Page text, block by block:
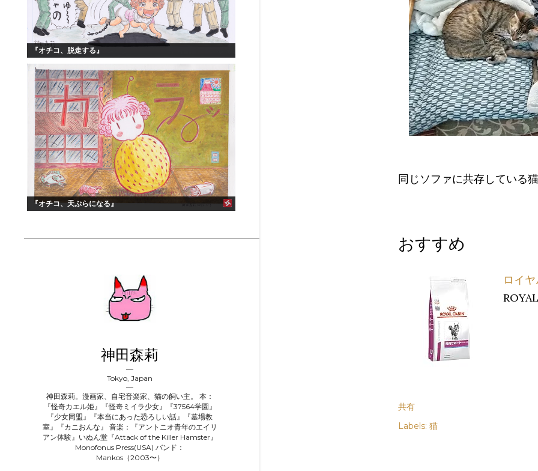
同じソファに共存している猫
おすすめ
ロイ
共有
Labels: 猫
『オチコ、脱走する』
『オチコ、天ぷらになる』
神田森莉
Tokyo, Japan
神田森莉。漫画家、自宅音楽家、猫の飼い主。 本：
『怪奇カエル姫』『怪奇ミイラ少女』『37564学園』
『少女同盟』『本当にあった恐ろしい話』『墓場教
室』『カニおんな』 音楽：『アントニオ青年のエイリ
アン体験』いぬん堂『Attack of the Killer Hamster』
Monofonus Press(USA) バンド：
Mankos（2003〜）